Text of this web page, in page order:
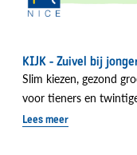
KIJK - Zuivel bij
Slim kiezen, gezond
voor tieners en
Lees meer